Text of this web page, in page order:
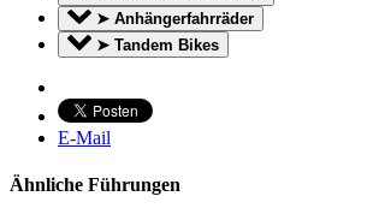
➤ Anhängerfahrräder
➤ Tandem Bikes
E-Mail
Ähnliche Führungen